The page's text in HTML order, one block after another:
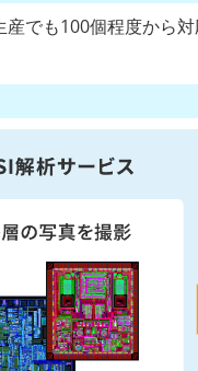
でも100個程度から対